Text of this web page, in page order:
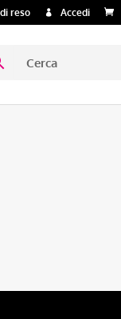
reso Accedi